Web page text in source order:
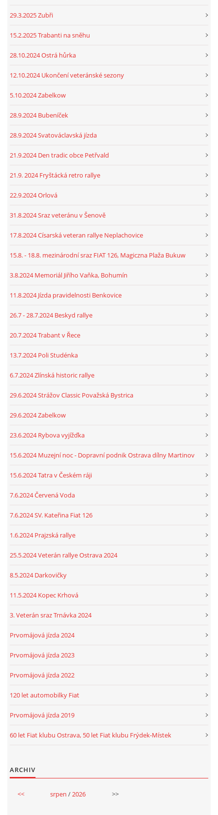
29.3.2025 Zubři
15.2.2025 Trabanti na sněhu
28.10.2024 Ostrá hůrka
12.10.2024 Ukončení veteránské sezony
5.10.2024 Zabelkow
28.9.2024 Bubeníček
28.9.2024 Svatováclavská jízda
21.9.2024 Den tradic obce Petřvald
21.9. 2024 Fryštácká retro rallye
22.9.2024 Orlová
31.8.2024 Sraz veteránu v Šenově
17.8.2024 Císarská veteran rallye Neplachovice
15.8. - 18.8. mezinárodní sraz FIAT 126, Magiczna Plaža Bukuw
3.8.2024 Memoriál Jiřího Vaňka, Bohumín
11.8.2024 Jízda pravidelnosti Benkovice
26.7 - 28.7.2024 Beskyd rallye
20.7.2024 Trabant v Řece
13.7.2024 Poli Studénka
6.7.2024 Zlínská historic rallye
29.6.2024 Strážov Classic Považská Bystrica
29.6.2024 Zabelkow
23.6.2024 Rybova vyjížďka
15.6.2024 Muzejní noc - Dopravní podnik Ostrava dílny Martinov
15.6.2024 Tatra v Českém ráji
7.6.2024 Červená Voda
7.6.2024 SV. Kateřina Fiat 126
1.6.2024 Prajzská rallye
25.5.2024 Veterán rallye Ostrava 2024
8.5.2024 Darkovičky
11.5.2024 Kopec Krhová
3. Veterán sraz Trnávka 2024
Prvomájová jízda 2024
Prvomájová jízda 2023
Prvomájová jízda 2022
120 let automobilky Fiat
Prvomájová jízda 2019
60 let Fiat klubu Ostrava, 50 let Fiat klubu Frýdek-Místek
ARCHIV
<< srpen / 2026 >>